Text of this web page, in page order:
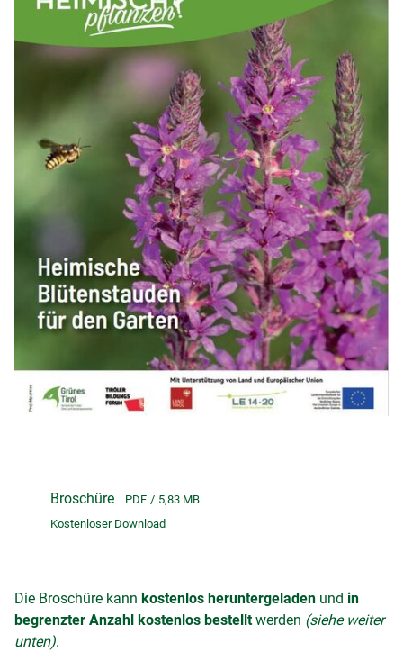
Broschüre PDF
5,83 MB
Kostenloser Download
Die Broschüre kann kostenlos heruntergeladen und in
begrenzter Anzahl kostenlos bestelltwerden (siehe weiter
unten).